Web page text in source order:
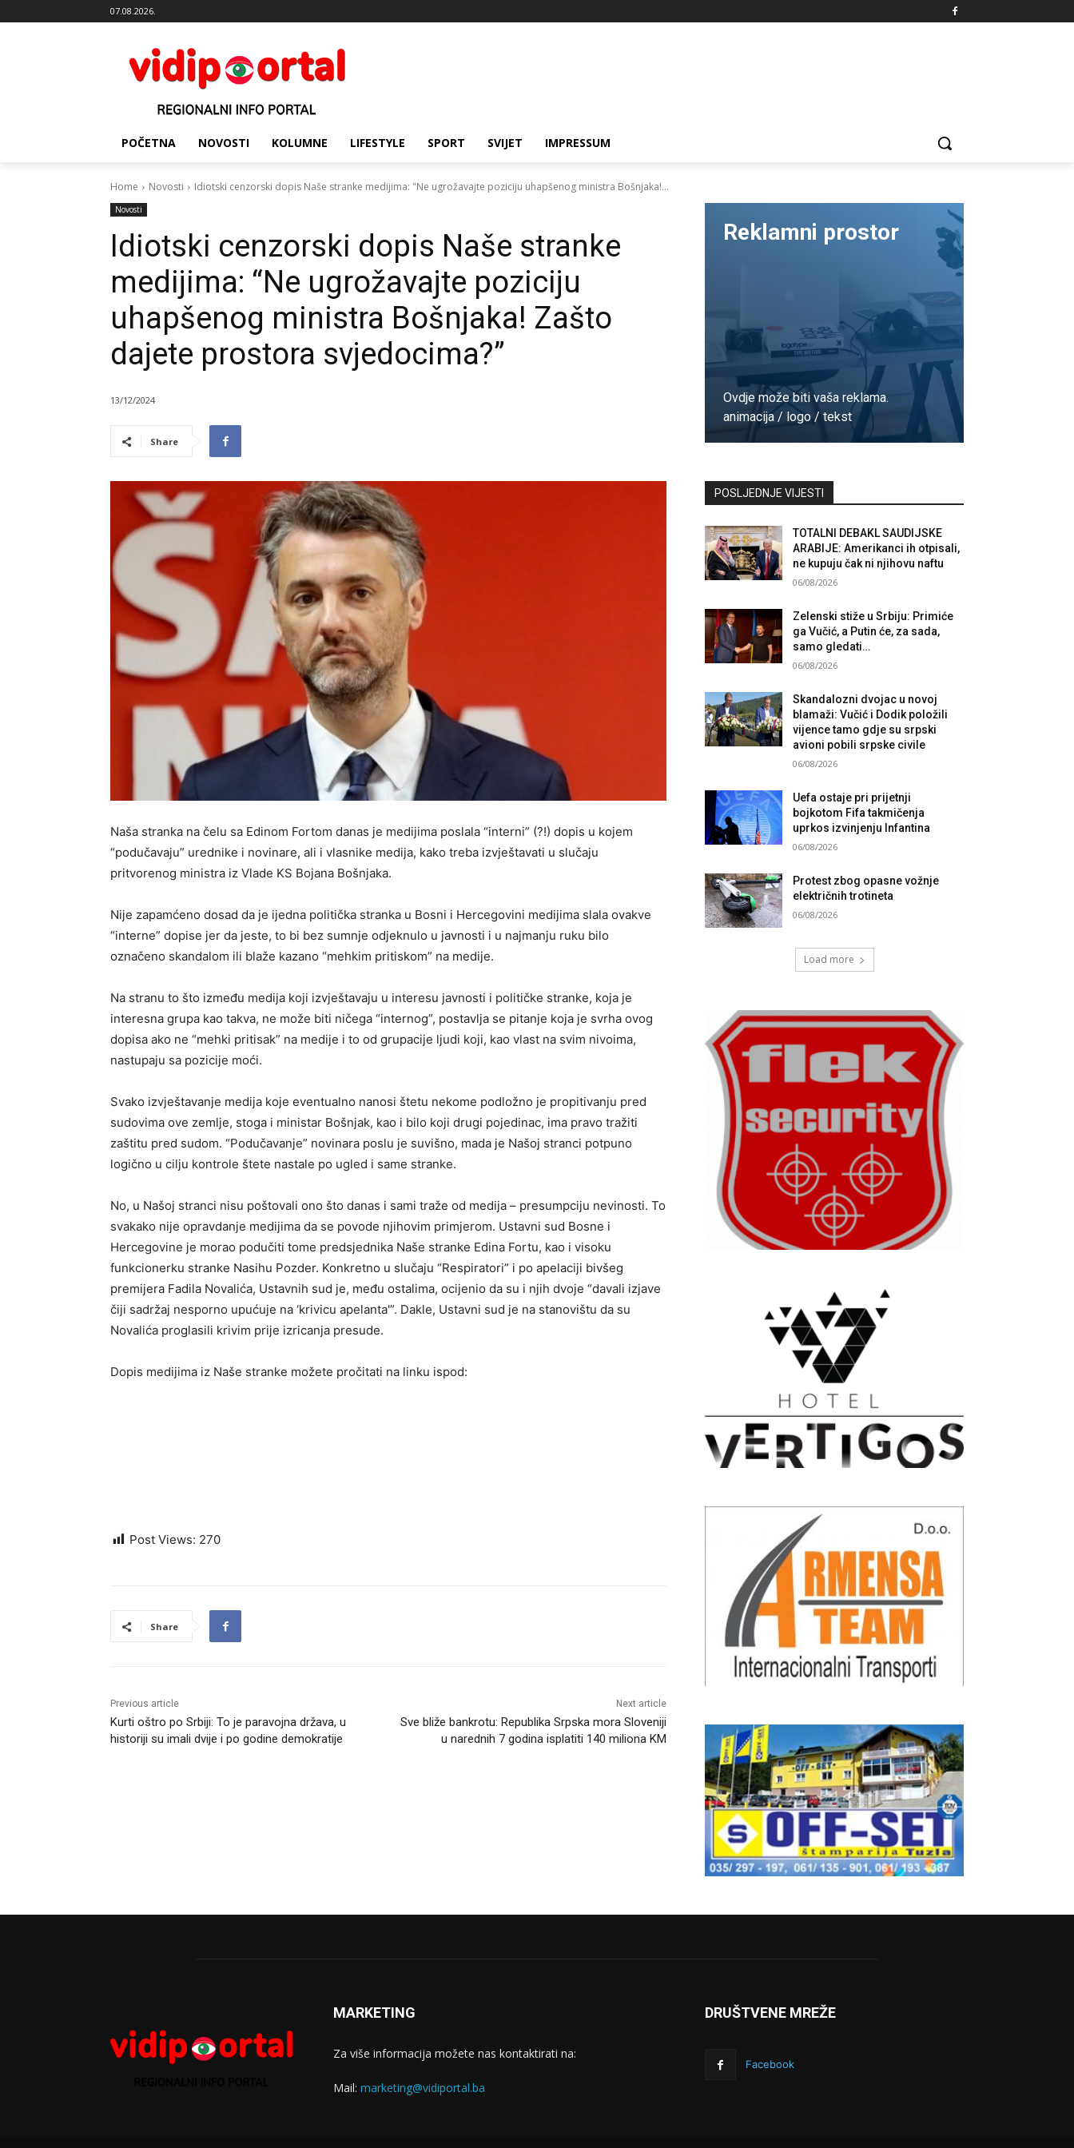
07.08.2026.
POČETNA NOVOSTI KOLUMNE LIFESTYLE SPORT SVIJET IMPRESSUM
Home Novosti Idiotski cenzorski dopis Naše stranke medijima: "Ne ugrožavajte poziciju uhapšenog ministra Bošnjaka!...
Novosti
Idiotski cenzorski dopis Naše stranke
medijima: “Ne ugrožavajte poziciju
uhapšenog ministra Bošnjaka! Zašto
dajete prostora svjedocima?”
13/12/2024
Share
Naša stranka na čelu sa Edinom Fortom danas je medijima poslala “interni” (?!) dopis u kojem
“podučavaju” urednike i novinare, ali i vlasnike medija, kako treba izvještavati u slučaju
pritvorenog ministra iz Vlade KS Bojana Bošnjaka.
Nije zapamćeno dosad da je ijedna politička stranka u Bosni i Hercegovini medijima slala ovakve
“interne” dopise jer da jeste, to bi bez sumnje odjeknulo u javnosti i u najmanju ruku bilo
označeno skandalom ili blaže kazano “mehkim pritiskom” na medije.
Na stranu to što između medija koji izvještavaju u interesu javnosti i političke stranke, koja je
interesna grupa kao takva, ne može biti ničega “internog”, postavlja se pitanje koja je svrha ovog
dopisa ako ne “mehki pritisak” na medije i to od grupacije ljudi koji, kao vlast na svim nivoima,
nastupaju sa pozicije moći.
Svako izvještavanje medija koje eventualno nanosi štetu nekome podložno je propitivanju pred
sudovima ove zemlje, stoga i ministar Bošnjak, kao i bilo koji drugi pojedinac, ima pravo tražiti
zaštitu pred sudom. “Podučavanje” novinara poslu je suvišno, mada je Našoj stranci potpuno
logično u cilju kontrole štete nastale po ugled i same stranke.
No, u Našoj stranci nisu poštovali ono što danas i sami traže od medija – presumpciju nevinosti. To
svakako nije opravdanje medijima da se povode njihovim primjerom. Ustavni sud Bosne i
Hercegovine je morao podučiti tome predsjednika Naše stranke Edina Fortu, kao i visoku
funkcionerku stranke Nasihu Pozder. Konkretno u slučaju “Respiratori” i po apelaciji bivšeg
premijera Fadila Novalića, Ustavnih sud je, među ostalima, ocijenio da su i njih dvoje “davali izjave
čiji sadržaj nesporno upućuje na ‘krivicu apelanta'”. Dakle, Ustavni sud je na stanovištu da su
Novalića proglasili krivim prije izricanja presude.
Dopis medijima iz Naše stranke možete pročitati na linku ispod:
Post Views: 270
Share
Previous article
Kurti oštro po Srbiji: To je paravojna država, u
historiji su imali dvije i po godine demokratije
Next article
Sve bliže bankrotu: Republika Srpska mora Sloveniji
u narednih 7 godina isplatiti 140 miliona KM
Reklamni prostor
Ovdje može biti vaša reklama.
animacija / logo / tekst
POSLJEDNJE VIJESTI
TOTALNI DEBAKL SAUDIJSKE
ARABIJE: Amerikanci ih otpisali,
ne kupuju čak ni njihovu naftu
06/08/2026
Zelenski stiže u Srbiju: Primiće
ga Vučić, a Putin će, za sada,
samo gledati…
06/08/2026
Skandalozni dvojac u novoj
blamaži: Vučić i Dodik položili
vijence tamo gdje su srpski
avioni pobili srpske civile
06/08/2026
Uefa ostaje pri prijetnji
bojkotom Fifa takmičenja
uprkos izvinjenju Infantina
06/08/2026
Protest zbog opasne vožnje
električnih trotineta
06/08/2026
Load more
MARKETING
Za više informacija možete nas kontaktirati na:
Mail: marketing@vidiportal.ba
DRUŠTVENE MREŽE
Facebook